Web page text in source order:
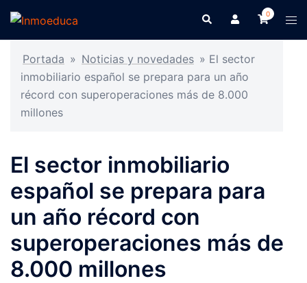
0
Portada » Noticias y novedades » El sector
inmobiliario español se prepara para un año
récord con superoperaciones más de 8.000
millones
El sector inmobiliario
español se prepara para
un año récord con
superoperaciones más de
8.000 millones